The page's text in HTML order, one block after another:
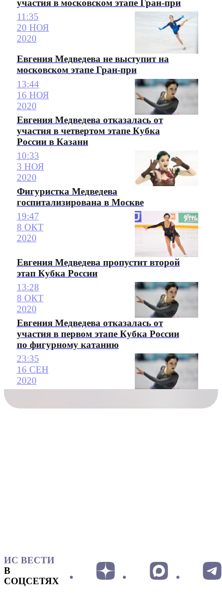
участия в московском этапе Гран-при
11:35
20 НОЯ
2020
Евгения Медведева не выступит на
московском этапе Гран-при
13:44
16 НОЯ
2020
Евгения Медведева отказалась от
участия в четвертом этапе Кубка
России в Казани
10:33
3 НОЯ
2020
Фигуристка Медведева
госпитализирована в Москве
19:47
8 ОКТ
2020
Евгения Медведева пропустит второй
этап Кубка России
13:28
8 ОКТ
2020
Евгения Медведева отказалась от
участия в первом этапе Кубка России
по фигурному катанию
23:35
16 СЕН
2020
ИС ВЕСТИ
В
СОЦСЕТЯХ